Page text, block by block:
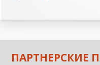
ПАРТНЕРСКИЕ